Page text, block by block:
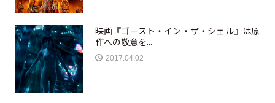
映画『ゴースト・イン・ザ・シェル』は原
作への敬意を...
2017.04.02